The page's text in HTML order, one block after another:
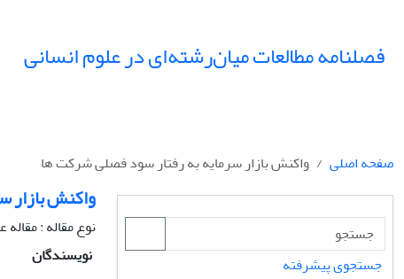
فصلنامه مطالعات میان‌رشته‌ای در علوم انسانی
صفحه اصلی واکنش بازار سرمایه به رفتار سود فصلی شرکت ها
واکنش بازار
نوع مقاله :
نویسندگان
جستجوی پیشرفته